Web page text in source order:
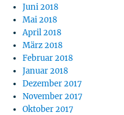
Juni 2018
Mai 2018
April 2018
März 2018
Februar 2018
Januar 2018
Dezember 2017
November 2017
Oktober 2017